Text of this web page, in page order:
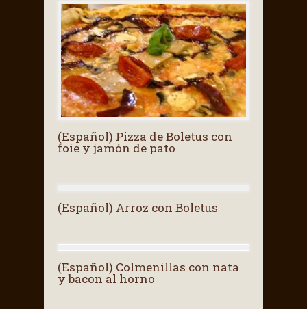
(Español) Pizza de Boletus con
foie y jamón de pato
(Español) Arroz con Boletus
(Español) Colmenillas con nata
y bacon al horno